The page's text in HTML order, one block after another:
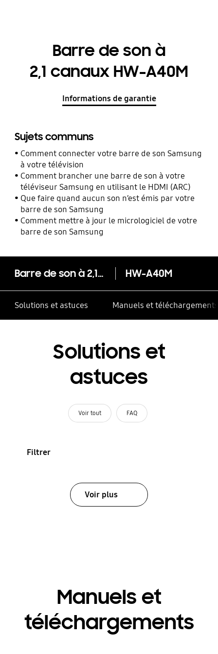
Barre de son à
2,1 canaux HW-A40M
Informations de garantie
Sujets communs
Comment connecter votre barre de son Samsung
à votre télévision
Comment brancher une barre de son à votre
téléviseur Samsung en utilisant le HDMI (ARC)
Que faire quand aucun son n’est émis par votre
barre de son Samsung
Comment mettre à jour le micrologiciel de votre
barre de son Samsung
Barre de son à 2,1 canaux HW-A40M HW-A40M
Solutions et astuces Manuels et téléchargements
Solutions et
astuces
Voir tout FAQ
Filtrer
Voir plus
Manuels et
téléchargements